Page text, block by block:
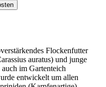
Flockenfutter
auratus) und junge
im Gartenteich
entwickelt um allen